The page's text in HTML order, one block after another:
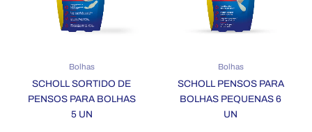
Bolhas
SCHOLL SORTIDO DE
PENSOS PARA BOLHAS
5 UN
Bolhas
SCHOLL PENSOS PARA
BOLHAS PEQUENAS 6
UN